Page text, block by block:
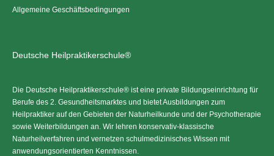
Allgemeine Geschäftsbedingungen
Deutsche Heilpraktikerschule®
Die Deutsche Heilpraktikerschule® ist eine private Bildungseinrichtung für
Berufe des 2. Gesundheitsmarktes und bietet Ausbildungen zum
Heilpraktiker auf den Gebieten der Naturheilkunde und der Psychotherapie
sowie Weiterbildungen an. Wir lehren konservativ-klassische
Naturheilverfahren und vernetzen schulmedizinisches Wissen mit
anwendungsorientierten Kenntnissen.